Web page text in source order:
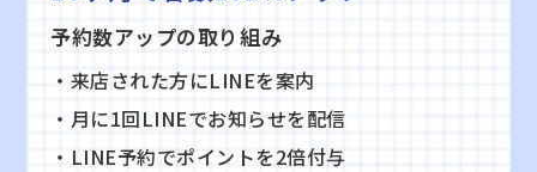
予約数アップの取り組み
・来店された方にLINEを案内
・月に1回LINEでお知らせを配信
・LINE予約でポイントを2倍付与